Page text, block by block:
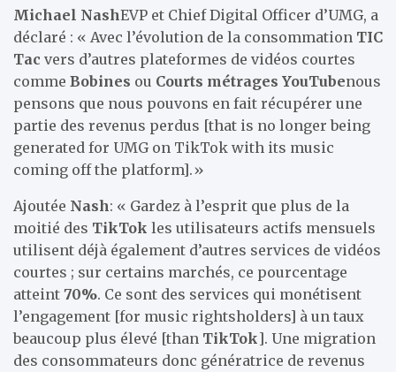
Michael NashEVP et Chief Digital Officer d’UMG, a
déclaré : « Avec l’évolution de la consommation TIC
Tac vers d’autres plateformes de vidéos courtes
comme Bobines ou Courts métrages YouTubenous
pensons que nous pouvons en fait récupérer une
partie des revenus perdus [that is no longer being
generated for UMG on TikTok with its music
coming off the platform].»
Ajoutée Nash: « Gardez à l’esprit que plus de la
moitié des TikTok les utilisateurs actifs mensuels
utilisent déjà également d’autres services de vidéos
courtes ; sur certains marchés, ce pourcentage
atteint 70%. Ce sont des services qui monétisent
l’engagement [for music rightsholders] à un taux
beaucoup plus élevé [than TikTok]. Une migration
des consommateurs donc génératrice de revenus